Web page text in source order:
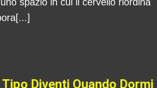
Diventi Quando Dormi